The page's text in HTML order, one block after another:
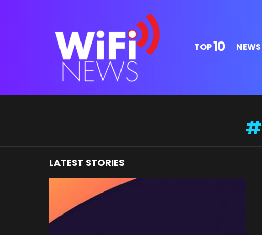
TOP10 NEWS
LATEST STORIES